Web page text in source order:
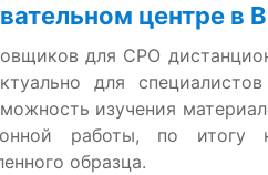
центре в
для СРО
для
изучения
работы, по
образца.